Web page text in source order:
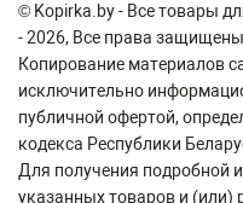
© Kopirka.by - Все товары
- 2026, Все права
Копирование материалов
исключительно
публичной офертой,
кодекса Республики
Для получения подробной
указанных товаров и (или)